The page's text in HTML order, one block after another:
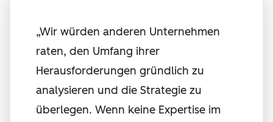
„Wir würden anderen Unternehmen
raten, den Umfang ihrer
Herausforderungen gründlich zu
analysieren und die Strategie zu
überlegen. Wenn keine Expertise im